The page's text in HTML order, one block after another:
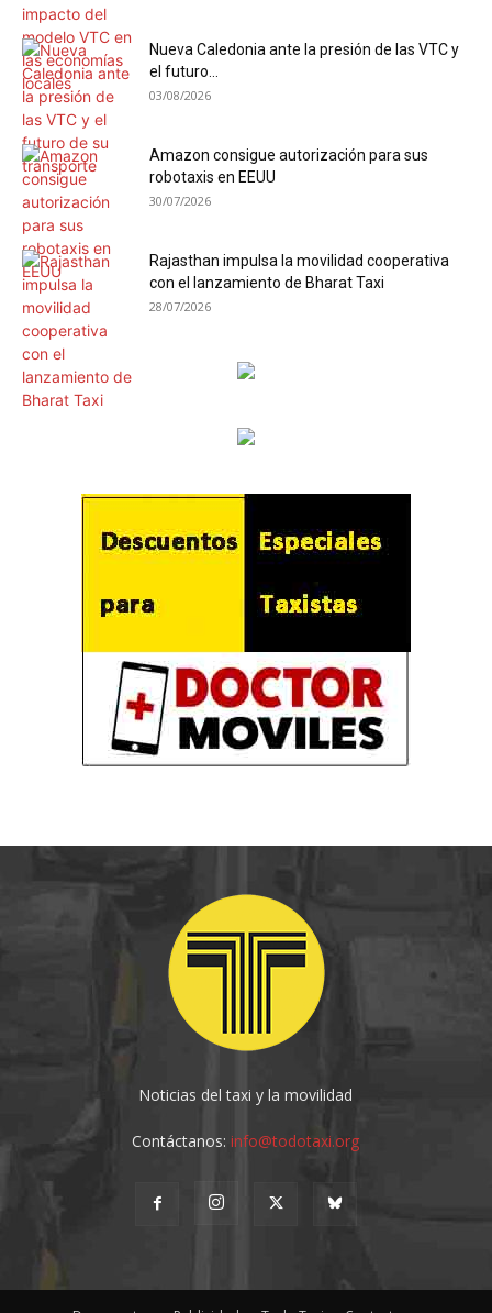
Nueva Caledonia ante la presión de las VTC y
el futuro...
03/08/2026
Amazon consigue autorización para sus
robotaxis en EEUU
30/07/2026
Rajasthan impulsa la movilidad cooperativa
con el lanzamiento de Bharat Taxi
28/07/2026
Noticias del taxi y la movilidad
Contáctanos:info@todotaxi.org